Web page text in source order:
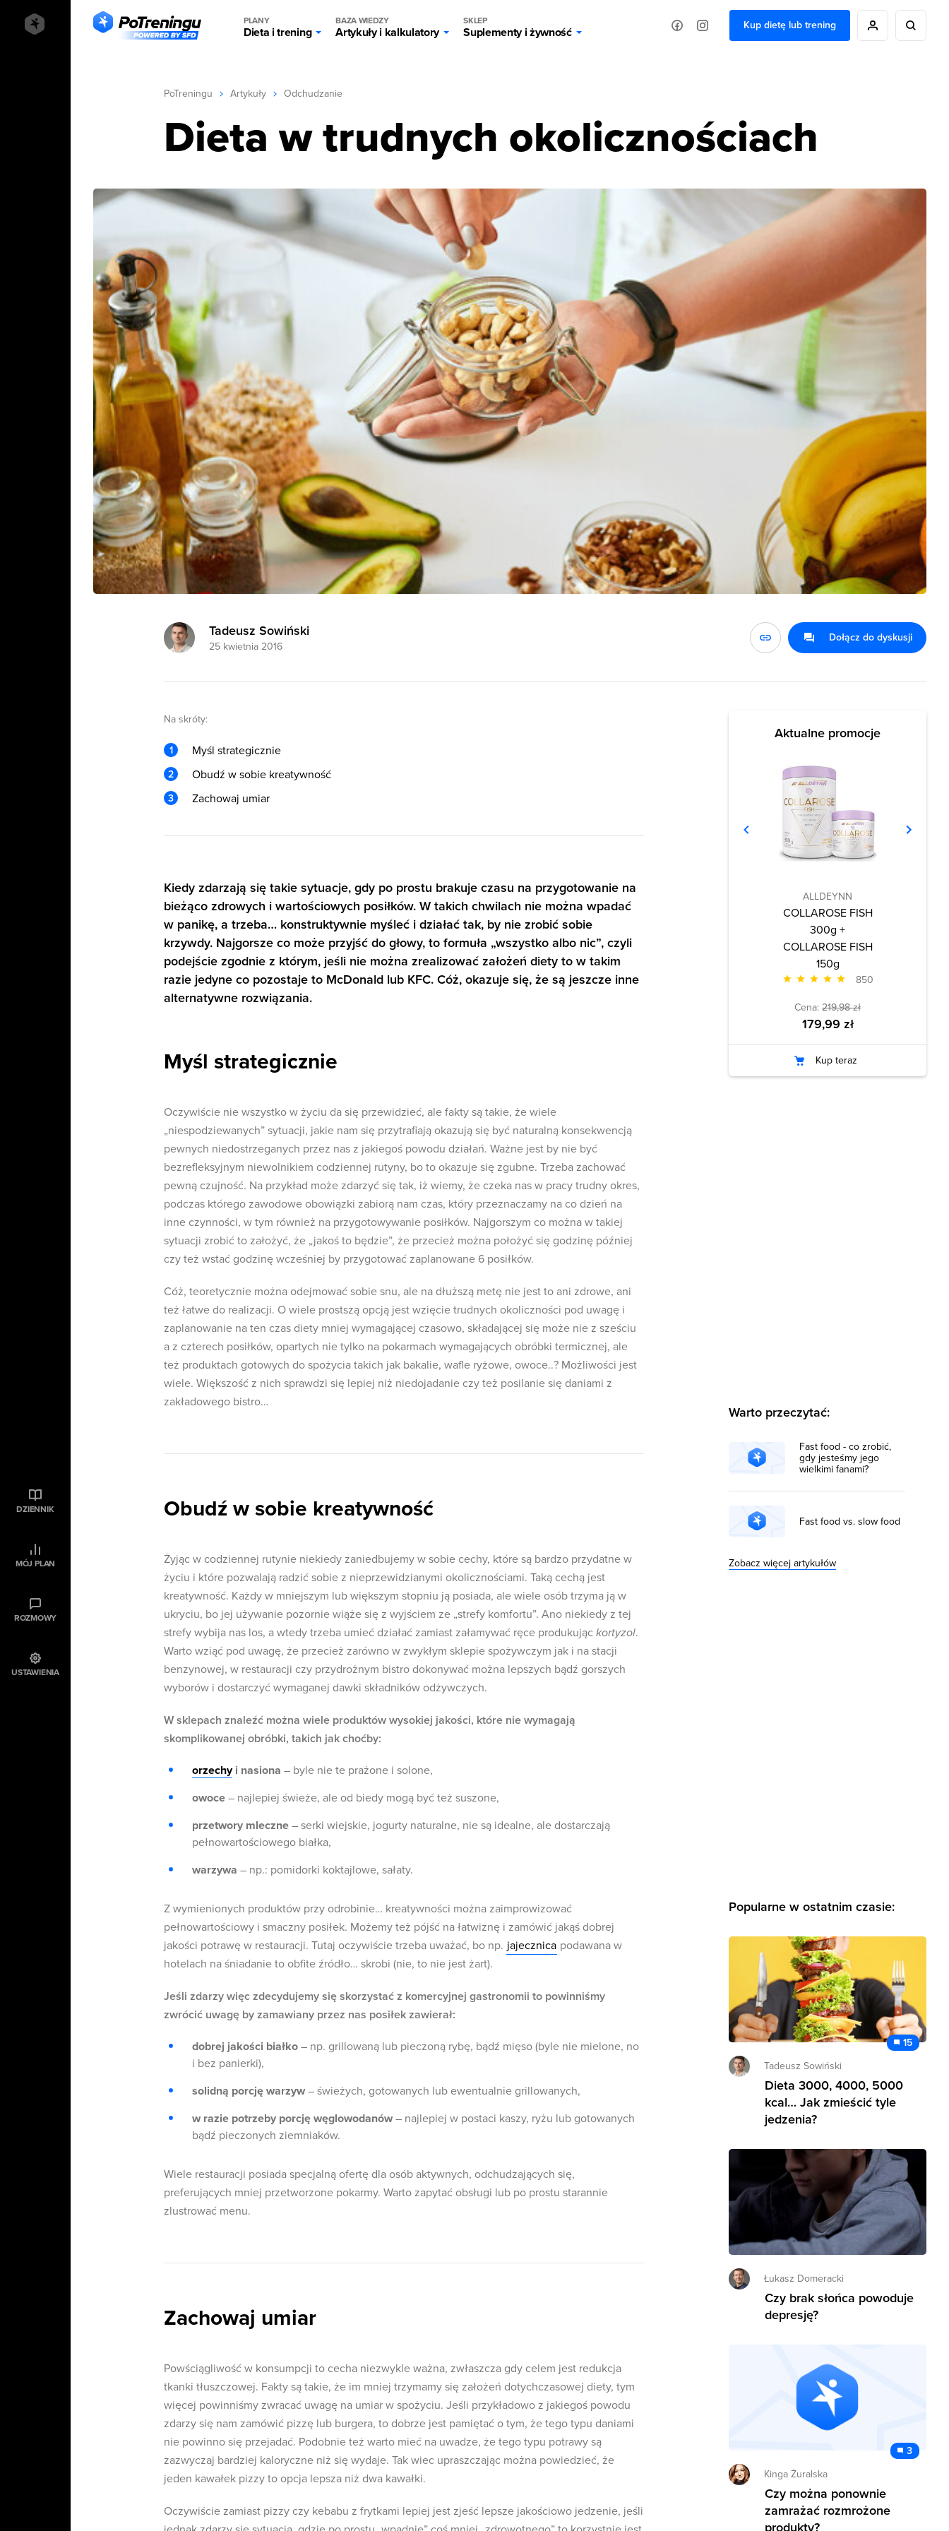
PLANY
Dieta i trening
BAZA WIEDZY
Artykuły i kalkulatory
SKLEP
Suplementy i żywność
Kup dietę lub trening
DZIENNIK
MÓJ PLAN
ROZMOWY
USTAWIENIA
PoTreningu Artykuły Odchudzanie
Dieta w trudnych okolicznościach
Tadeusz Sowiński
25 kwietnia 2016
Dołącz do dyskusji
Na skróty:
Myśl strategicznie
Obudź w sobie kreatywność
Zachowaj umiar
Kiedy zdarzają się takie sytuacje, gdy po prostu brakuje czasu na przygotowanie na
bieżąco zdrowych i wartościowych posiłków. W takich chwilach nie można wpadać
w panikę, a trzeba… konstruktywnie myśleć i działać tak, by nie zrobić sobie
krzywdy. Najgorsze co może przyjść do głowy, to formuła „wszystko albo nic”, czyli
podejście zgodnie z którym, jeśli nie można zrealizować założeń diety to w takim
razie jedyne co pozostaje to McDonald lub KFC. Cóż, okazuje się, że są jeszcze inne
alternatywne rozwiązania.
Myśl strategicznie
Oczywiście nie wszystko w życiu da się przewidzieć, ale fakty są takie, że wiele
„niespodziewanych” sytuacji, jakie nam się przytrafiają okazują się być naturalną konsekwencją
pewnych niedostrzeganych przez nas z jakiegoś powodu działań. Ważne jest by nie być
bezrefleksyjnym niewolnikiem codziennej rutyny, bo to okazuje się zgubne. Trzeba zachować
pewną czujność. Na przykład może zdarzyć się tak, iż wiemy, że czeka nas w pracy trudny okres,
podczas którego zawodowe obowiązki zabiorą nam czas, który przeznaczamy na co dzień na
inne czynności, w tym również na przygotowywanie posiłków. Najgorszym co można w takiej
sytuacji zrobić to założyć, że „jakoś to będzie”, że przecież można położyć się godzinę później
czy też wstać godzinę wcześniej by przygotować zaplanowane 6 posiłków.
Cóż, teoretycznie można odejmować sobie snu, ale na dłuższą metę nie jest to ani zdrowe, ani
też łatwe do realizacji. O wiele prostszą opcją jest wzięcie trudnych okoliczności pod uwagę i
zaplanowanie na ten czas diety mniej wymagającej czasowo, składającej się może nie z sześciu
a z czterech posiłków, opartych nie tylko na pokarmach wymagających obróbki termicznej, ale
też produktach gotowych do spożycia takich jak bakalie, wafle ryżowe, owoce..? Możliwości jest
wiele. Większość z nich sprawdzi się lepiej niż niedojadanie czy też posilanie się daniami z
zakładowego bistro…
Obudź w sobie kreatywność
Żyjąc w codziennej rutynie niekiedy zaniedbujemy w sobie cechy, które są bardzo przydatne w
życiu i które pozwalają radzić sobie z nieprzewidzianymi okolicznościami. Taką cechą jest
kreatywność. Każdy w mniejszym lub większym stopniu ją posiada, ale wiele osób trzyma ją w
ukryciu, bo jej używanie pozornie wiąże się z wyjściem ze „strefy komfortu”. Ano niekiedy z tej
strefy wybija nas los, a wtedy trzeba umieć działać zamiast załamywać ręce produkując kortyzol.
Warto wziąć pod uwagę, że przecież zarówno w zwykłym sklepie spożywczym jak i na stacji
benzynowej, w restauracji czy przydrożnym bistro dokonywać można lepszych bądź gorszych
wyborów i dostarczyć wymaganej dawki składników odżywczych.
W sklepach znaleźć można wiele produktów wysokiej jakości, które nie wymagają
skomplikowanej obróbki, takich jak choćby:
orzechyi nasiona – byle nie te prażone i solone,
owoce – najlepiej świeże, ale od biedy mogą być też suszone,
przetwory mleczne – serki wiejskie, jogurty naturalne, nie są idealne, ale dostarczają
pełnowartościowego białka,
warzywa – np.: pomidorki koktajlowe, sałaty.
Z wymienionych produktów przy odrobinie… kreatywności można zaimprowizować
pełnowartościowy i smaczny posiłek. Możemy też pójść na łatwiznę i zamówić jakąś dobrej
jakości potrawę w restauracji. Tutaj oczywiście trzeba uważać, bo np. jajecznica podawana w
hotelach na śniadanie to obfite źródło… skrobi (nie, to nie jest żart).
Jeśli zdarzy więc zdecydujemy się skorzystać z komercyjnej gastronomii to powinniśmy
zwrócić uwagę by zamawiany przez nas posiłek zawierał:
dobrej jakości białko – np. grillowaną lub pieczoną rybę, bądź mięso (byle nie mielone, no
i bez panierki),
solidną porcję warzyw – świeżych, gotowanych lub ewentualnie grillowanych,
w razie potrzeby porcję węglowodanów – najlepiej w postaci kaszy, ryżu lub gotowanych
bądź pieczonych ziemniaków.
Wiele restauracji posiada specjalną ofertę dla osób aktywnych, odchudzających się,
preferujących mniej przetworzone pokarmy. Warto zapytać obsługi lub po prostu starannie
zlustrować menu.
Zachowaj umiar
Powściągliwość w konsumpcji to cecha niezwykle ważna, zwłaszcza gdy celem jest redukcja
tkanki tłuszczowej. Fakty są takie, że im mniej trzymamy się założeń dotychczasowej diety, tym
więcej powinniśmy zwracać uwagę na umiar w spożyciu. Jeśli przykładowo z jakiegoś powodu
zdarzy się nam zamówić pizzę lub burgera, to dobrze jest pamiętać o tym, że tego typu daniami
nie powinno się przejadać. Podobnie też warto mieć na uwadze, że tego typu potrawy są
zazwyczaj bardziej kaloryczne niż się wydaje. Tak wiec upraszczając można powiedzieć, że
jeden kawałek pizzy to opcja lepsza niż dwa kawałki.
Oczywiście zamiast pizzy czy kebabu z frytkami lepiej jest zjeść lepsze jakościowo jedzenie, jeśli
Aktualne promocje
ALLDEYNN
COLLAROSE FISH
300g +
COLLAROSE FISH
150g
850
Cena: 219,98 zł
179,99 zł
Kup teraz
Warto przeczytać:
Fast food - co zrobić,
gdy jesteśmy jego
wielkimi fanami?
Fast food vs. slow food
Zobacz więcej artykułów
Popularne w ostatnim czasie:
15
Tadeusz Sowiński
Dieta 3000, 4000, 5000
kcal… Jak zmieścić tyle
jedzenia?
Łukasz Domeracki
Czy brak słońca powoduje
depresję?
3
Kinga Żuralska
Czy można ponownie
zamrażać rozmrożone
produkty?